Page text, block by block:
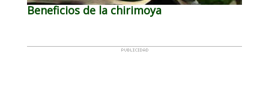
Beneficios de la chirimoya